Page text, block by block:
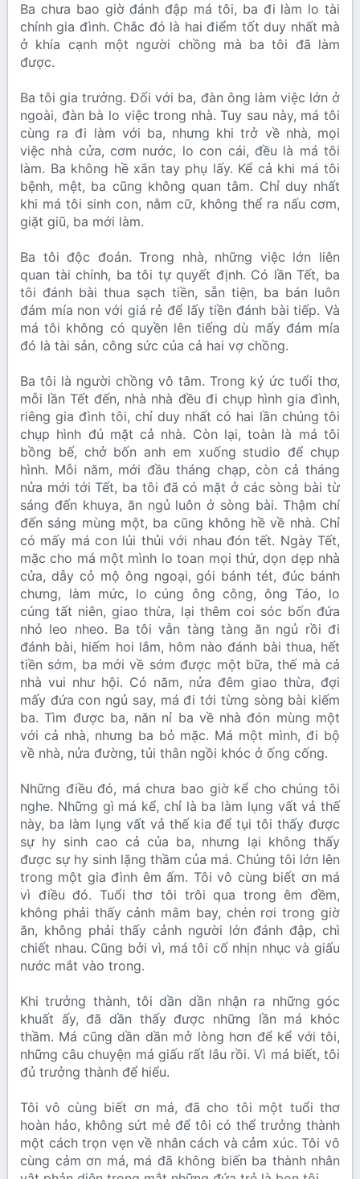
Ba chưa bao giờ đánh đập má tôi, ba đi làm lo tài
chính gia đình. Chắc đó là hai điểm tốt duy nhất mà
ở khía cạnh một người chồng mà ba tôi đã làm
được.
Ba tôi gia trưởng. Đối với ba, đàn ông làm việc lớn ở
ngoài, đàn bà lo việc trong nhà. Tuy sau này, má tôi
cùng ra đi làm với ba, nhưng khi trở về nhà, mọi
việc nhà cửa, cơm nước, lo con cái, đều là má tôi
làm. Ba không hề xắn tay phụ lấy. Kể cả khi má tôi
bệnh, mệt, ba cũng không quan tâm. Chỉ duy nhất
khi má tôi sinh con, nằm cữ, không thể ra nấu cơm,
giặt giũ, ba mới làm.
Ba tôi độc đoán. Trong nhà, những việc lớn liên
quan tài chính, ba tôi tự quyết định. Có lần Tết, ba
tôi đánh bài thua sạch tiền, sẵn tiện, ba bán luôn
đám mía non với giá rẻ để lấy tiền đánh bài tiếp. Và
má tôi không có quyền lên tiếng dù mấy đám mía
đó là tài sản, công sức của cả hai vợ chồng.
Ba tôi là người chồng vô tâm. Trong ký ức tuổi thơ,
mỗi lần Tết đến, nhà nhà đều đi chụp hình gia đình,
riêng gia đình tôi, chỉ duy nhất có hai lần chúng tôi
chụp hình đủ mặt cả nhà. Còn lại, toàn là má tôi
bồng bế, chở bốn anh em xuống studio để chụp
hình. Mỗi năm, mới đầu tháng chạp, còn cả tháng
nửa mới tới Tết, ba tôi đã có mặt ở các sòng bài từ
sáng đến khuya, ăn ngủ luôn ở sòng bài. Thậm chí
đến sáng mùng một, ba cũng không hề về nhà. Chỉ
có mấy má con lủi thủi với nhau đón tết. Ngày Tết,
mặc cho má một mình lo toan mọi thứ, dọn dẹp nhà
cửa, dẫy cỏ mộ ông ngoại, gói bánh tét, đúc bánh
chưng, làm mức, lo cúng ông công, ông Táo, lo
cúng tất niên, giao thừa, lại thêm coi sóc bốn đứa
nhỏ leo nheo. Ba tôi vẫn tàng tàng ăn ngủ rồi đi
đánh bài, hiếm hoi lắm, hôm nào đánh bài thua, hết
tiền sớm, ba mới về sớm được một bữa, thế mà cả
nhà vui như hội. Có năm, nửa đêm giao thừa, đợi
mấy đứa con ngủ say, má đi tới từng sòng bài kiếm
ba. Tìm được ba, năn nỉ ba về nhà đón mùng một
với cả nhà, nhưng ba bỏ mặc. Má một mình, đi bộ
về nhà, nửa đường, tủi thân ngồi khóc ở ống cống.
Những điều đó, má chưa bao giờ kể cho chúng tôi
nghe. Những gì má kể, chỉ là ba làm lụng vất vả thế
này, ba làm lụng vất vả thế kia để tụi tôi thấy được
sự hy sinh cao cả của ba, nhưng lại không thấy
được sự hy sinh lặng thầm của má. Chúng tôi lớn lên
trong một gia đình êm ấm. Tôi vô cùng biết ơn má
vì điều đó. Tuổi thơ tôi trôi qua trong êm đềm,
không phải thấy cảnh mâm bay, chén rơi trong giờ
ăn, không phải thấy cảnh người lớn đánh đập, chì
chiết nhau. Cũng bởi vì, má tôi cố nhịn nhục và giấu
nước mắt vào trong.
Khi trưởng thành, tôi dần dần nhận ra những góc
khuất ấy, đã dần thấy được những lần má khóc
thầm. Má cũng dần dần mở lòng hơn để kể với tôi,
những câu chuyện má giấu rất lâu rồi. Vì má biết, tôi
đủ trưởng thành để hiểu.
Tôi vô cùng biết ơn má, đã cho tôi một tuổi thơ
hoàn hảo, không sứt mẻ để tôi có thể trưởng thành
một cách trọn vẹn về nhân cách và cảm xúc. Tôi vô
cùng cảm ơn má, má đã không biến ba thành nhân